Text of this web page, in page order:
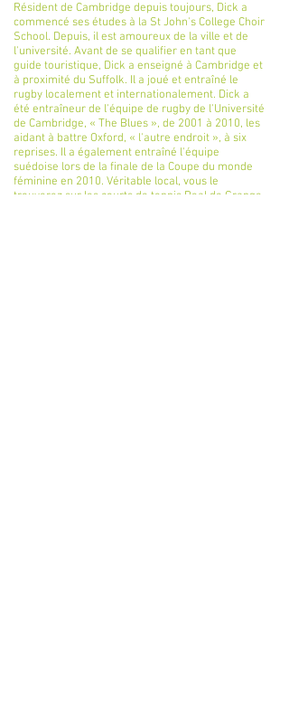
Résident de Cambridge depuis toujours, Dick a
commencé ses études à la St John's College Choir
School. Depuis, il est amoureux de la ville et de
l'université. Avant de se qualifier en tant que
guide touristique, Dick a enseigné à Cambridge et
à proximité du Suffolk. Il a joué et entraîné le
rugby localement et internationalement. Dick a
été entraîneur de l'équipe de rugby de l'Université
de Cambridge, « The Blues », de 2001 à 2010, les
aidant à battre Oxford, « l'autre endroit », à six
reprises. Il a également entraîné l'équipe
suédoise lors de la finale de la Coupe du monde
féminine en 2010. Véritable local, vous le
trouverez sur les courts de tennis Real de Grange